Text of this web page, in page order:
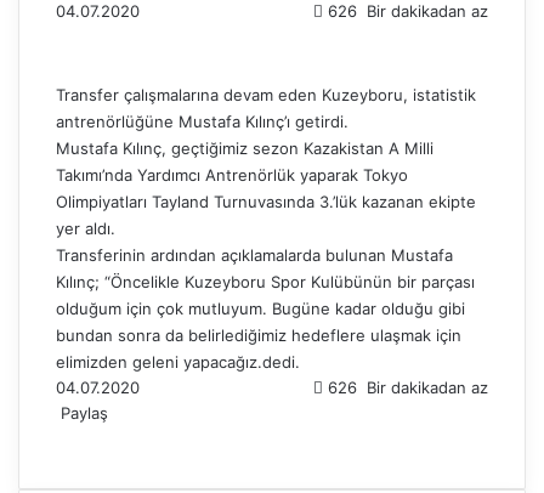
04.07.2020 626 Bir dakikadan az
Transfer çalışmalarına devam eden Kuzeyboru, istatistik
antrenörlüğüne Mustafa Kılınç’ı getirdi.
Mustafa Kılınç, geçtiğimiz sezon Kazakistan A Milli
Takımı’nda Yardımcı Antrenörlük yaparak Tokyo
Olimpiyatları Tayland Turnuvasında 3.’lük kazanan ekipte
yer aldı.
Transferinin ardından açıklamalarda bulunan Mustafa
Kılınç; “Öncelikle Kuzeyboru Spor Kulübünün bir parçası
olduğum için çok mutluyum. Bugüne kadar olduğu gibi
bundan sonra da belirlediğimiz hedeflere ulaşmak için
elimizden geleni yapacağız.dedi.
04.07.2020
626 Bir dakikadan az
Paylaş